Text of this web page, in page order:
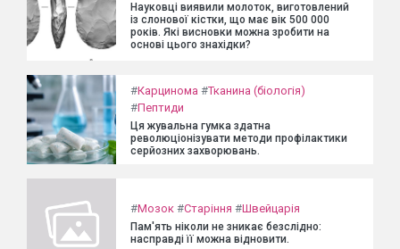
Науковці виявили молоток, виготовлений
із слонової кістки, що має вік 500 000
років. Які висновки можна зробити на
основі цього знахідки?
#Карцинома #Тканина (біологія)
#Пептиди
Ця жувальна гумка здатна
революціонізувати методи профілактики
серйозних захворювань.
#Мозок #Старіння #Швейцарія
Пам'ять ніколи не зникає безслідно:
насправді її можна відновити.